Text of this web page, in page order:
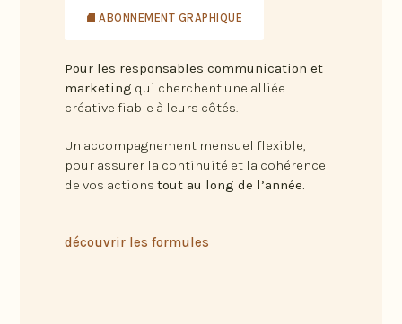
⛘ ABONNEMENT GRAPHIQUE
Pour les responsables communication et
marketing qui cherchent une alliée
créative fiable à leurs côtés.
Un accompagnement mensuel flexible,
pour assurer la continuité et la cohérence
de vos actionstout au long de l’année.
découvrir les formules